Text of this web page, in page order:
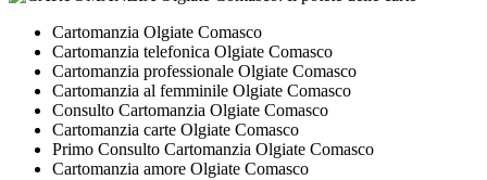
Cartomanzia Olgiate Comasco
Cartomanzia telefonica Olgiate Comasco
Cartomanzia professionale Olgiate Comasco
Cartomanzia al femminile Olgiate Comasco
Consulto Cartomanzia Olgiate Comasco
Cartomanzia carte Olgiate Comasco
Primo Consulto Cartomanzia Olgiate Comasco
Cartomanzia amore Olgiate Comasco